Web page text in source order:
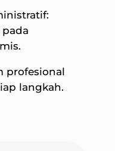
profesional
langkah.